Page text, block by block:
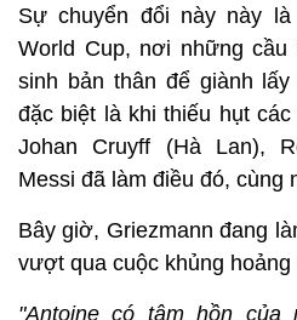
Sự chuyển đổi này này
World Cup, nơi những
sinh bản thân để giành
đặc biệt là khi thiếu hụt
Johan Cruyff (Hà Lan),
Messi đã làm điều đó, cùng
Bây giờ, Griezmann đang
vượt qua cuộc khủng
"Antoine có tâm hồn của